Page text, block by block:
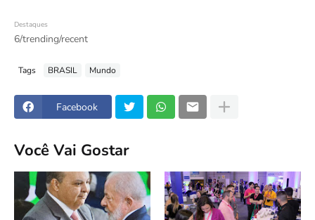
Destaques
6/trending/recent
Tags BRASIL Mundo
Facebook
Você Vai Gostar